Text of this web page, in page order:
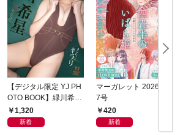
【デジタル限定 YJ PH
OTO BOOK】緑川希星
写真集「きらら、キラ
リ」
1,320
新着
マーガレット 2026年1
7号
420
新着